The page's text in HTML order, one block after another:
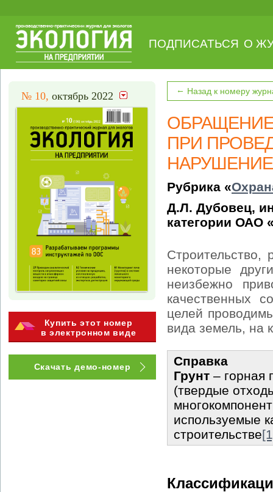
ПОДПИСАТЬСЯ О
№ 10, октябрь 2022
Купить этот номер
в электронном виде
Скачать демо-номер
← Назад к номеру
ПРИ
Рубрика «
Д.Л. Дубовец,
категории ОАО
Строительство,
некоторые
неизбежно
качественных
целей
вида земель, на
Справка
Грунт – горная
(твердые
используемые
строительстве